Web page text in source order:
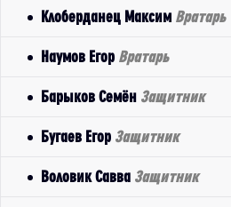
Клоберданец Максим Вратарь
Наумов Егор Вратарь
Барыков Семён Защитник
Бугаев Егор Защитник
Воловик Савва Защитник